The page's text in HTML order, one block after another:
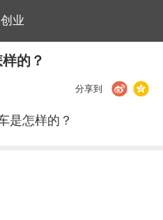
创业
的？
分享到
是怎样的？